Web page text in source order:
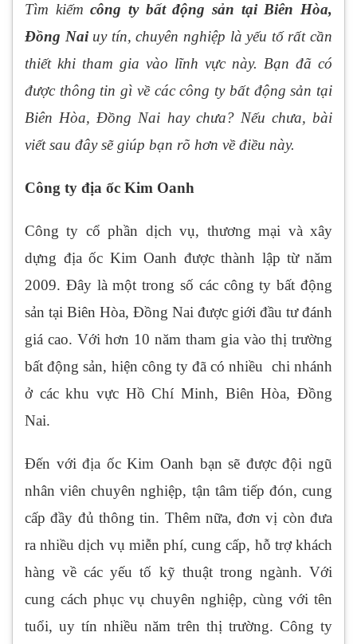
Tìm kiếmcông ty bất động sản tại Biên Hòa,
Đồng Naiuy tín, chuyên nghiệp là yếu tố rất cần
thiết khi tham gia vào lĩnh vực này. Bạn đã có
được thông tin gì về các công ty bất động sản tại
Biên Hòa, Đồng Nai hay chưa? Nếu chưa, bài
viết sau đây sẽ giúp bạn rõ hơn về điều này.
Công ty địa ốc Kim Oanh
Công ty cổ phần dịch vụ, thương mại và xây
dựng địa ốc Kim Oanh được thành lập từ năm
2009. Đây là một trong số các công ty bất động
sản tại Biên Hòa, Đồng Nai được giới đầu tư đánh
giá cao. Với hơn 10 năm tham gia vào thị trường
bất động sản, hiện công ty đã có nhiều chi nhánh
ở các khu vực Hồ Chí Minh, Biên Hòa, Đồng
Nai.
Đến với địa ốc Kim Oanh bạn sẽ được đội ngũ
nhân viên chuyên nghiệp, tận tâm tiếp đón, cung
cấp đầy đủ thông tin. Thêm nữa, đơn vị còn đưa
ra nhiều dịch vụ miễn phí, cung cấp, hỗ trợ khách
hàng về các yếu tố kỹ thuật trong ngành. Với
cung cách phục vụ chuyên nghiệp, cùng với tên
tuổi, uy tín nhiều năm trên thị trường. Công ty